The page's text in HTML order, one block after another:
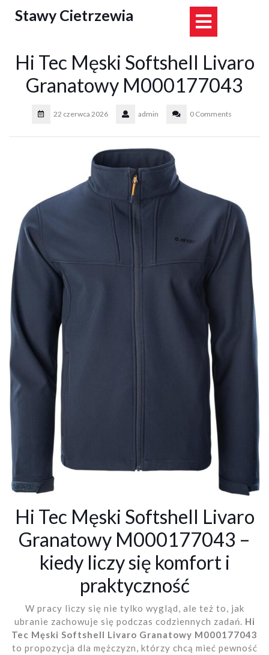
Stawy Cietrzewia
Hi Tec Męski Softshell Livaro
Granatowy M000177043
22 czerwca 2026 admin 0 Comments
Hi Tec Męski Softshell Livaro
Granatowy M000177043 –
kiedy liczy się komfort i
praktyczność
W pracy liczy się nie tylko wygląd, ale też to, jak
ubranie zachowuje się podczas codziennych zadań. Hi
Tec Męski Softshell Livaro Granatowy M000177043
to propozycja dla mężczyzn, którzy chcą mieć pewność